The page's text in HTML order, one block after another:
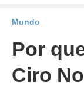
Mundo
Por
Ciro